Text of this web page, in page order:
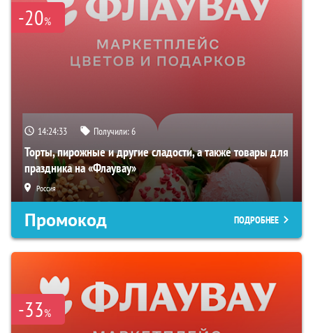
-20%
14:24:32 Получили:6
Торты, пирожные и другие сладости, а также товары для
праздника на «Флаувау»
Россия
Промокод ПОДРОБНЕЕ
-33%